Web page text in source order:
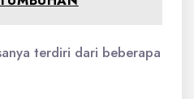
terdiri dari beberapa